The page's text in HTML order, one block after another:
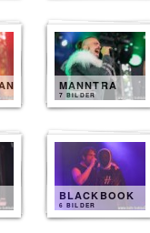
MANNTRA
7 BILDER
BLACKBOOK
6 BILDER